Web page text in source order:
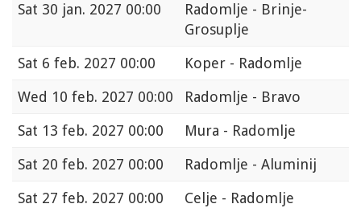
Sat 30 jan. 2027 00:00
Radomlje - Brinje-
Grosuplje
Sat 6 feb. 2027 00:00
Koper - Radomlje
Wed 10 feb. 2027 00:00
Radomlje - Bravo
Sat 13 feb. 2027 00:00
Mura - Radomlje
Sat 20 feb. 2027 00:00
Radomlje - Aluminij
Sat 27 feb. 2027 00:00
Celje - Radomlje